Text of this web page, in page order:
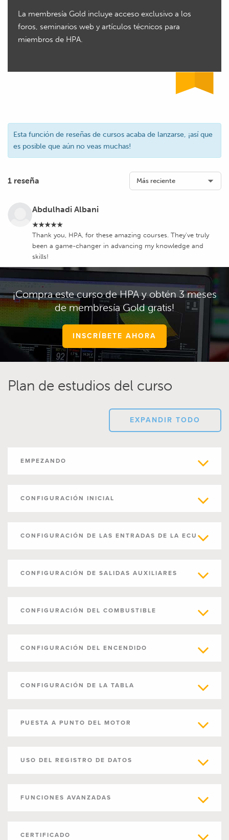
La membresía Gold incluye acceso exclusivo a los
foros, seminarios web y artículos técnicos para
miembros de HPA.
Esta función de reseñas de cursos acaba de lanzarse, ¡así que
es posible que aún no veas muchas!
1 reseña
Abdulhadi Albani
★★★★★
Thank you, HPA, for these amazing courses. They've truly
been a game-changer in advancing my knowledge and
skills!
¡Compra este curso de HPA y obtén 3 meses
de membresía Gold gratis!
INSCRÍBETE AHORA
Plan de estudios del curso
EXPANDIR TODO
EMPEZANDO
CONFIGURACIÓN INICIAL
CONFIGURACIÓN DE LAS ENTRADAS DE LA ECU
CONFIGURACIÓN DE SALIDAS AUXILIARES
CONFIGURACIÓN DEL COMBUSTIBLE
CONFIGURACIÓN DEL ENCENDIDO
CONFIGURACIÓN DE LA TABLA
PUESTA A PUNTO DEL MOTOR
USO DEL REGISTRO DE DATOS
FUNCIONES AVANZADAS
CERTIFICADO